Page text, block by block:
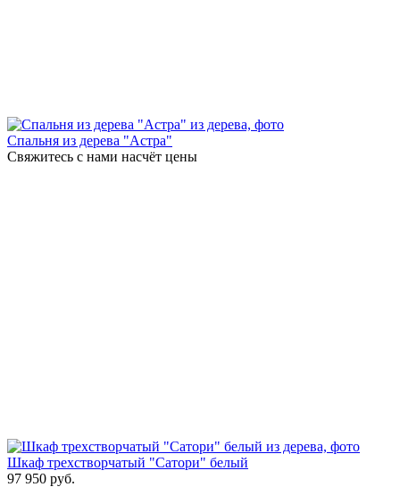
Спальня из дерева "Астра"
Свяжитесь с нами насчёт цены
Шкаф трехстворчатый "Сатори" белый
97 950 руб.